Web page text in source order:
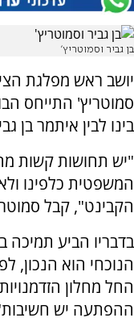
בן גביר וסמוטריץ'
יושב ראש מפלגת
סמוטריץ' התייחס
בינו לבין איתמר בן
"יש תחושות קשות
המשפטית כלפינו
הקבינט", קבל
בדבריו הביע
הנוכחי הוא הנכון,
החל מחלון
ההפתעה יש